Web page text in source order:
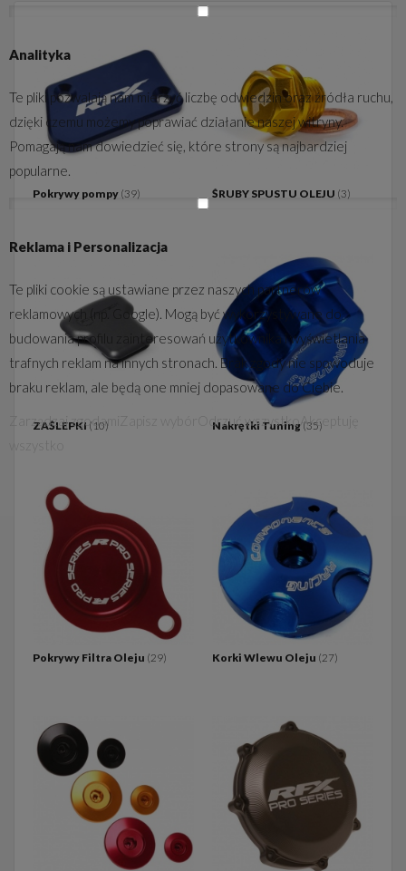
Pokrywy pompy (39) ŚRUBY SPUSTU OLEJU (3)
ZAŚLEPKI (10) Nakrętki Tuning (35)
Pokrywy Filtra Oleju (29) Korki Wlewu Oleju (27)
Analityka
Te pliki pozwalają nam mierzyć liczbę odwiedzin oraz źródła ruchu,
dzięki czemu możemy poprawiać działanie naszej witryny.
Pomagają nam dowiedzieć się, które strony są najbardziej
popularne.
Reklama i Personalizacja
Te pliki cookie są ustawiane przez naszych partnerów
reklamowych (np. Google). Mogą być wykorzystywane do
budowania profilu zainteresowań użytkownika i wyświetlania
trafnych reklam na innych stronach. Brak zgody nie spowoduje
braku reklam, ale będą one mniej dopasowane do Ciebie.
Zarządzaj zgodami Odrzuć wszystko Akceptuję